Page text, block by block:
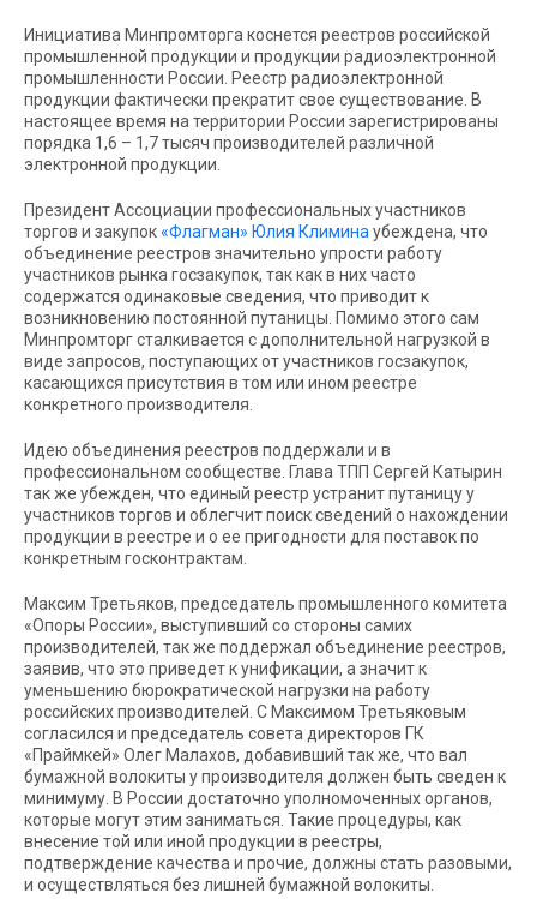
Инициатива Минпромторга коснется реестров российской
промышленной продукции и продукции радиоэлектронной
промышленности России. Реестр радиоэлектронной
продукции фактически прекратит свое существование. В
настоящее время на территории России зарегистрированы
порядка 1,6 – 1,7 тысяч производителей различной
электронной продукции.
Президент Ассоциации профессиональных участников
торгов и закупок«Флагман» Юлия Климина убеждена, что
объединение реестров значительно упрости работу
участников рынка госзакупок, так как в них часто
содержатся одинаковые сведения, что приводит к
возникновению постоянной путаницы. Помимо этого сам
Минпромторг сталкивается с дополнительной нагрузкой в
виде запросов, поступающих от участников госзакупок,
касающихся присутствия в том или ином реестре
конкретного производителя.
Идею объединения реестров поддержали и в
профессиональном сообществе. Глава ТПП Сергей Катырин
так же убежден, что единый реестр устранит путаницу у
участников торгов и облегчит поиск сведений о нахождении
продукции в реестре и о ее пригодности для поставок по
конкретным госконтрактам.
Максим Третьяков, председатель промышленного комитета
«Опоры России», выступивший со стороны самих
производителей, так же поддержал объединение реестров,
заявив, что это приведет к унификации, а значит к
уменьшению бюрократической нагрузки на работу
российских производителей. С Максимом Третьяковым
согласился и председатель совета директоров ГК
«Праймкей» Олег Малахов, добавивший так же, что вал
бумажной волокиты у производителя должен быть сведен к
минимуму. В России достаточно уполномоченных органов,
которые могут этим заниматься. Такие процедуры, как
внесение той или иной продукции в реестры,
подтверждение качества и прочие, должны стать разовыми,
и осуществляться без лишней бумажной волокиты.